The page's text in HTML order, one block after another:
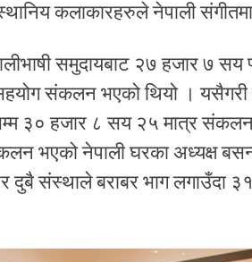
कलाकारहरुले नेपाली
समुदायबाट २७ हजार ७
संकलन भएको थियो । यसैगरी
३० हजार ८ सय २५ मात्र
भएको नेपाली घरका अध्यक्ष
दुबै संस्थाले बराबर भाग